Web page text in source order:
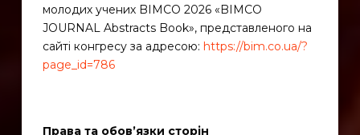
молодих учених BIMCO 2026 «BIMCO
JOURNAL Abstracts Book», представленого на
сайті конгресу за адресою: https://bim.co.ua/?
page_id=786
Права та обов’язки сторін